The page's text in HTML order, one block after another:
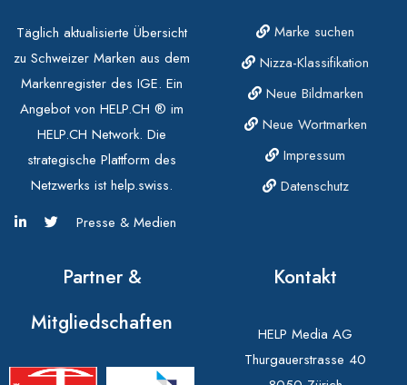
Täglich aktualisierte Übersicht
zu Schweizer Marken aus dem
Markenregister des IGE. Ein
Angebot von HELP.CH ® im
HELP.CH Network. Die
strategische Plattform des
Netzwerks ist help.swiss.
Presse & Medien
Marke suchen
Nizza-Klassifikation
Neue Bildmarken
Neue Wortmarken
Impressum
Datenschutz
Partner &
Mitgliedschaften
Kontakt
HELP Media AG
Thurgauerstrasse 40